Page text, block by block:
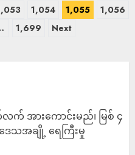
1,054 1,055
1,056
1,699 Next
အားကောင်းမည်၊ မြစ် ၄
ေသအချို့ ရေကြီးမှု